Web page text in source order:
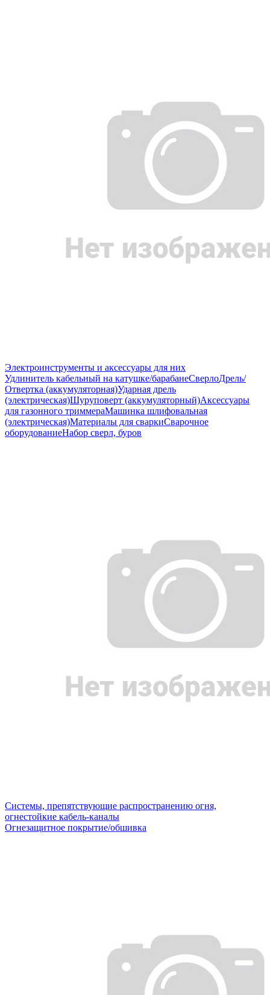
Электроинструменты и аксессуары для них
Удлинитель кабельный на катушке/барабанеСверлоДрель/
Отвертка (аккумуляторная)Ударная дрель
(электрическая)Шуруповерт (аккумуляторный)Аксессуары
для газонного триммераМашинка шлифовальная
(электрическая)Материалы для сваркиСварочное
оборудованиеНабор сверл, буров
Системы, препятствующие распространению огня,
огнестойкие кабель-каналы
Огнезащитное покрытие/обшивка